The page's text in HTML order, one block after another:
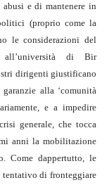
abusi e di mantenere in
(proprio come la
le considerazioni del
di Bir
dirigenti giustificano
alla ‘comunità
e a impedire
generale, che tocca
anni la mobilitazione
Come dappertutto, le
di fronteggiare